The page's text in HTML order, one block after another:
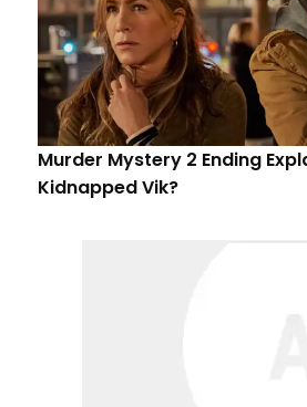
Murder Mystery 2 Ending
Kidnapped Vik?